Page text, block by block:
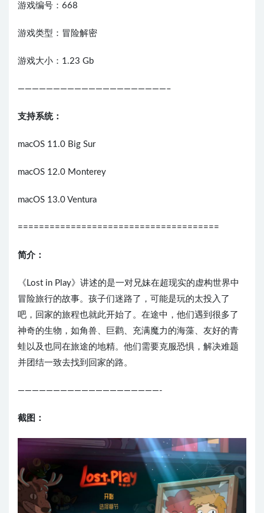
游戏编号：668
游戏类型：冒险解密
游戏大小：1.23 Gb
—————————————————————–
支持系统：
macOS 11.0 Big Sur
macOS 12.0 Monterey
macOS 13.0 Ventura
======================================
简介：
《Lost in Play》讲述的是一对兄妹在超现实的虚构世界中
冒险旅行的故事。孩子们迷路了，可能是玩的太投入了
吧，回家的旅程也就此开始了。在途中，他们遇到很多了
神奇的生物，如角兽、巨鹳、充满魔力的海藻、友好的青
蛙以及也同在旅途的地精。他们需要克服恐惧，解决难题
并团结一致去找到回家的路。
————————————————————-
截图：